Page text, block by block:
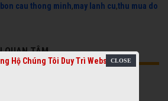
cau thong minh,may lanh cu,thu mua do
QUAN TÂM
Hộ Chúng Tôi Duy Trì Website